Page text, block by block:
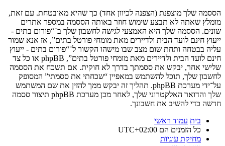
הססמה שלך מוצפנת (הצפנה לכיוון אחד) כך שהיא מאובטחת. עם זאת,
מומלץ שאתה לא תבצע שימוש חוזר באותה הססמה במספר אתרים
שונים. הססמה שלך היא האמצעי לגישה לחשבון שלך ב־“פורום בתים -
ייעוץ חינם לועד הבית ולדיירים מאת מומחי פורטל בתים”, אז אנא שמור
עליה בבטחה ותחת שום מצב שבו מישהו הקשור ל־“פורום בתים - ייעוץ
חינם לועד הבית ולדיירים מאת מומחי פורטל בתים”, phpBB או כל צד
שלישי אחר, יבקש את ססמתך בדרך לא חוקית. אם תשכח את הססמה
לחשבון שלך, תוכל להשתמש במאפיין “שכחתי את ססמתי” המסופק
על־ידי מערכת phpBB. תהליך זה יבקש ממך להזין את שם המשתמש
שלך והדואר האלקטרוני שלך, לאחר מכן מערכת phpBB תיצור ססמה
חדשה כדי להשיב את חשבונך.
בית עמוד ראשי
כל הזמנים הם UTC+02:00
מחיקת עוגיות